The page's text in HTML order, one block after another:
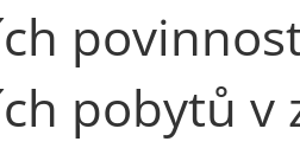
pobytů v